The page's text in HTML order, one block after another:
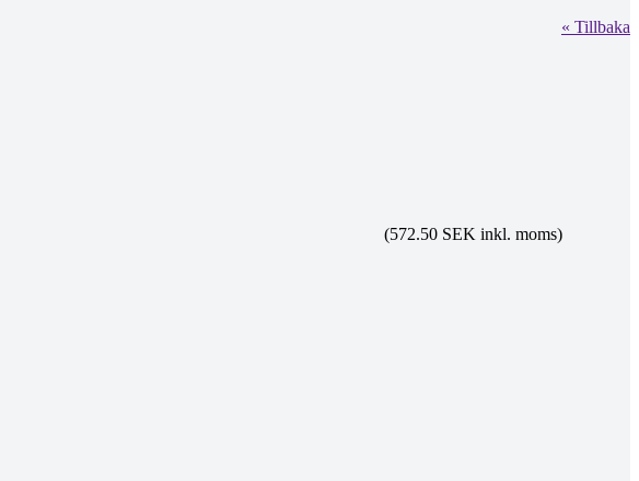
« Tillbaka
(572.50 SEK inkl. moms)